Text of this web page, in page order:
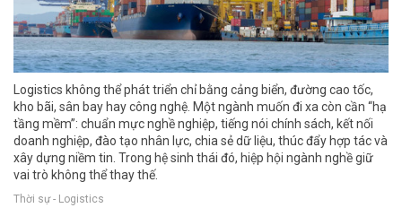
Logistics không thể phát triển chỉ bằng cảng biển, đường cao tốc,
kho bãi, sân bay hay công nghệ. Một ngành muốn đi xa còn cần “hạ
tầng mềm”: chuẩn mực nghề nghiệp, tiếng nói chính sách, kết nối
doanh nghiệp, đào tạo nhân lực, chia sẻ dữ liệu, thúc đẩy hợp tác và
xây dựng niềm tin. Trong hệ sinh thái đó, hiệp hội ngành nghề giữ
vai trò không thể thay thế.
Thời sự - Logistics